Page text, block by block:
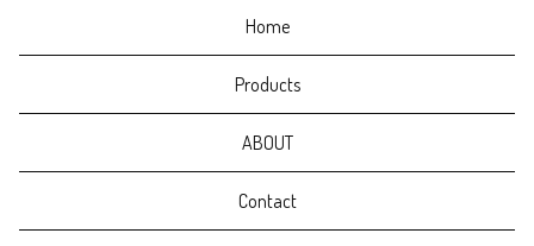
Home
Products
ABOUT
Contact